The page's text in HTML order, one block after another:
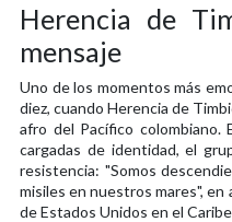
Herencia de
mensaje
Uno de los momentos más
diez, cuando Herencia de
afro del Pacífico colombiano.
cargadas de identidad, el
resistencia: "Somos
misiles en nuestros mares",
de Estados Unidos en el